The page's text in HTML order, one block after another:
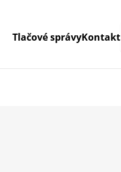
Tlačové správyKontakt